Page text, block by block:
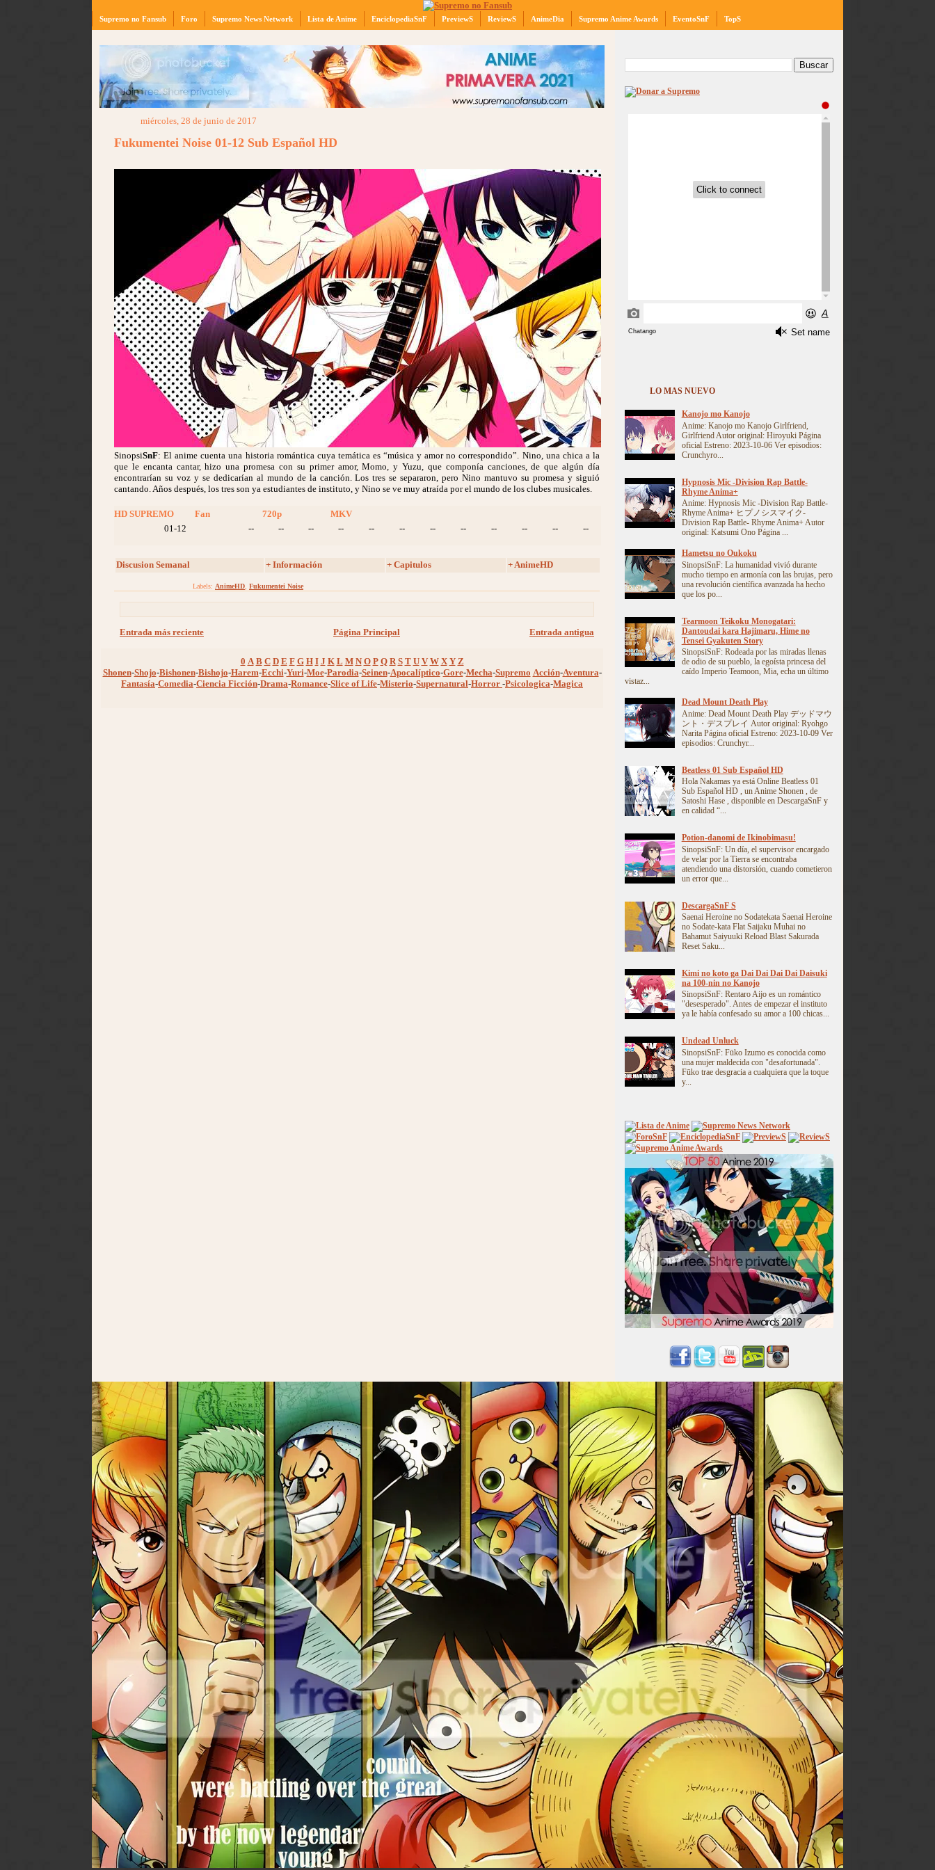
Supremo no Fansub Foro Supremo News Network Lista de Anime EnciclopediaSnF PreviewS ReviewS AnimeDia Supremo Anime Awards EventoSnF TopS
miércoles, 28 de junio de 2017
Fukumentei Noise 01-12 Sub Español HD
SinopsiSnF: El anime cuenta una historia romántica cuya temática es “música y amor no correspondido”. Nino, una chica a la
que le encanta cantar, hizo una promesa con su primer amor, Momo, y Yuzu, que componía canciones, de que algún día
encontrarían su voz y se dedicarían al mundo de la canción. Los tres se separaron, pero Nino mantuvo su promesa y siguió
cantando. Años después, los tres son ya estudiantes de instituto, y Nino se ve muy atraída por el mundo de los clubes musicales.
HD SUPREMO Fan 720p
MKV
01-12
-- -- -- -- -- -- -- -- -- -- -- --
Discusion Semanal + Información + Capitulos + AnimeHD
Labels: AnimeHD Fukumentei Noise
Entrada más reciente Entrada antigua
Página Principal
0 A B C D E F G H I J K L M N O P Q R S T U V W X Y Z
Shonen-Shojo-Bishonen-Bishojo-Harem-Ecchi-Yuri-Moe-Parodia-Seinen-Apocalíptico-Gore-Mecha-Supremo Acción-Aventura-
Fantasía-Comedia-Ciencia Ficción-Drama-Romance-Slice of Life-Misterio-Supernatural-Horror -Psicologica-Magica
LO MAS NUEVO
Kanojo mo Kanojo
Anime: Kanojo mo Kanojo Girlfriend,
Girlfriend Autor original: Hiroyuki Página
oficial Estreno: 2023-10-06 Ver episodios:
Crunchyro...
Hypnosis Mic -Division Rap Battle-
Rhyme Anima+
Anime: Hypnosis Mic -Division Rap Battle-
Rhyme Anima+ ヒプノシスマイク-
Division Rap Battle- Rhyme Anima+ Autor
original: Katsumi Ono Página ...
Hametsu no Oukoku
SinopsiSnF: La humanidad vivió durante
mucho tiempo en armonía con las brujas, pero
una revolución científica avanzada ha hecho
que los po...
Tearmoon Teikoku Monogatari:
Dantoudai kara Hajimaru, Hime no
Tensei Gyakuten Story
SinopsiSnF: Rodeada por las miradas llenas
de odio de su pueblo, la egoísta princesa del
caído Imperio Teamoon, Mia, echa un último
vistaz...
Dead Mount Death Play
Anime: Dead Mount Death Play デッドマウ
ント・デスプレイ Autor original: Ryohgo
Narita Página oficial Estreno: 2023-10-09 Ver
episodios: Crunchyr...
Beatless 01 Sub Español HD
Hola Nakamas ya está Online Beatless 01
Sub Español HD , un Anime Shonen , de
Satoshi Hase , disponible en DescargaSnF y
en calidad “...
Potion-danomi de Ikinobimasu!
SinopsiSnF: Un día, el supervisor encargado
de velar por la Tierra se encontraba
atendiendo una distorsión, cuando cometieron
un error que...
DescargaSnF S
Saenai Heroine no Sodatekata Saenai Heroine
no Sodate-kata Flat Saijaku Muhai no
Bahamut Saiyuuki Reload Blast Sakurada
Reset Saku...
Kimi no koto ga Dai Dai Dai Dai Daisuki
na 100-nin no Kanojo
SinopsiSnF: Rentaro Aijo es un romántico
"desesperado". Antes de empezar el instituto
ya le había confesado su amor a 100 chicas...
Undead Unluck
SinopsiSnF: Fūko Izumo es conocida como
una mujer maldecida con "desafortunada".
Fūko trae desgracia a cualquiera que la toque
y...